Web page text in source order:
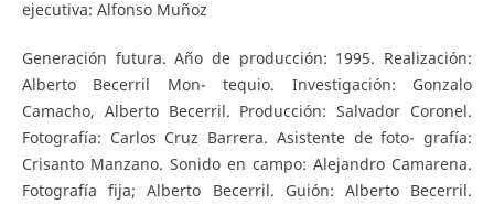
ejecutiva: Alfonso Muñoz
Generación futura. Año de producción: 1995. Realización:
Alberto Becerril Mon- tequio. Investigación: Gonzalo
Camacho, Alberto Becerril. Producción: Salvador Coronel.
Fotografía: Carlos Cruz Barrera. Asistente de foto- grafía:
Crisanto Manzano. Sonido en campo: Alejandro Camarena.
Fotografía fija; Alberto Becerril. Guión: Alberto Becerril.